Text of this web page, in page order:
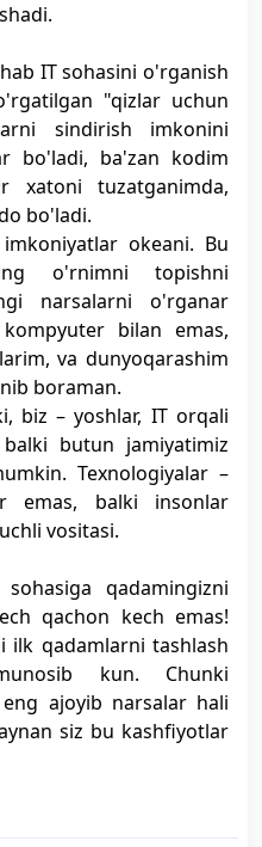
IT sohasini o'rganish
"qizlar uchun
sindirish imkonini
bo'ladi, ba'zan kodim
xatoni tuzatganimda,
bo'ladi.
okeani. Bu
o'rnimni topishni
narsalarni o'rganar
bilan emas,
va dunyoqarashim
boraman.
biz – yoshlar, IT orqali
butun jamiyatimiz
Texnologiyalar –
emas, balki insonlar
vositasi.
qadamingizni
qachon kech emas!
ilk qadamlarni tashlash
kun. Chunki
ajoyib narsalar hali
siz bu kashfiyotlar